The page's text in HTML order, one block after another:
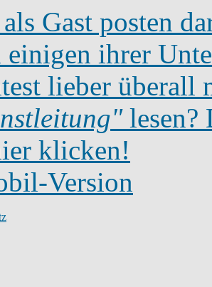
Gast posten
einigen ihrer
lieber überall
lesen?
klicken!
Version